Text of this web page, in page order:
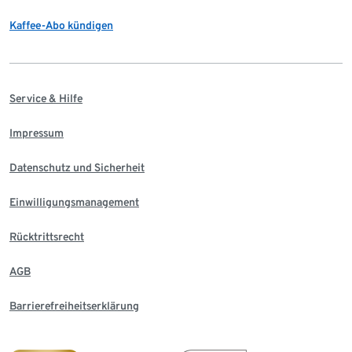
Kaffee-Abo kündigen
Service & Hilfe
Impressum
Datenschutz und Sicherheit
Einwilligungsmanagement
Rücktrittsrecht
AGB
Barrierefreiheitserklärung